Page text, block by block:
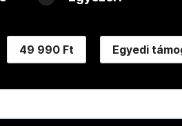
49 990 Ft Egyedi